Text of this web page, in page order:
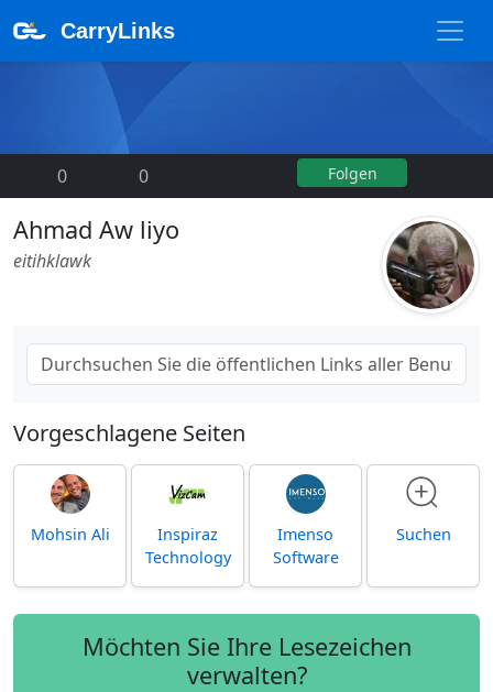
CarryLinks
0 0 Folgen
Ahmad Aw liyo
eitihklawk
Vorgeschlagene Seiten
Mohsin Ali
Inspiraz
Technology
Imenso
Software
Suchen
Möchten Sie Ihre Lesezeichen
verwalten?